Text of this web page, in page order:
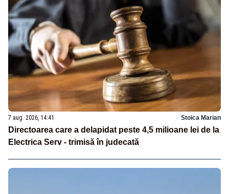
7 aug. 2026, 14:41 Stoica Marian
Directoarea care a delapidat peste 4,5 milioane lei de la
Electrica Serv - trimisă în judecată